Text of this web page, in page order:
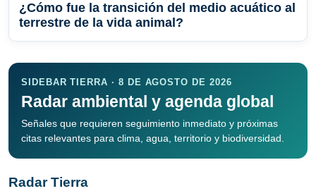
¿Cómo fue la transición del medio acuático al
terrestre de la vida animal?
SIDEBAR TIERRA · 8 DE AGOSTO DE 2026
Radar ambiental y agenda global
Señales que requieren seguimiento inmediato y próximas
citas relevantes para clima, agua, territorio y biodiversidad.
Radar Tierra